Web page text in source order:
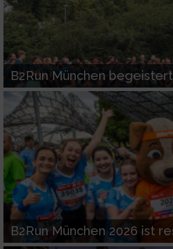
B2Run München
B2Run München 2026 ist